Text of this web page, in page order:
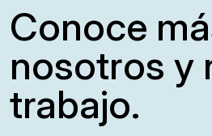
Conoce
nosotros y
trabajo.